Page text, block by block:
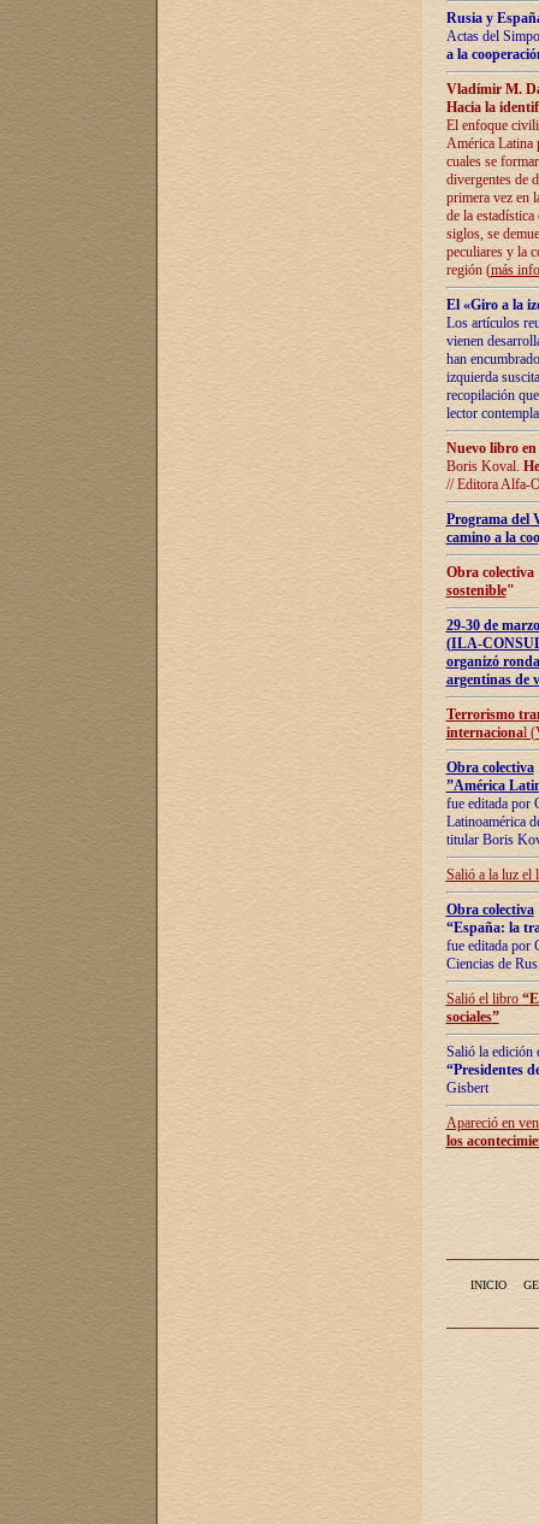
Rusia y
Actas del
a la
Vladímir M.
Hacia la
El enfoque
América Latina
cuales se
divergentes de
primera vez en
de la
siglos, se
peculiares y la
región (más
El «Giro a la
Los artículos
vienen
han
izquierda
recopilación
lector
Nuevo libro
Boris Koval.
// Editora Alfa-
Programa del
camino a la
Obra
sostenible"
29-30 de
(ILA-
organizó
argentinas de
Terrorismo
internacional
Obra colectiva
”América
fue editada por
Latinoamérica
titular Boris
Salió a la luz el
Obra colectiva
“España: la
fue editada por
Ciencias de
Salió el libro “
sociales”
Salió la edición
“Presidentes
Gisbert
Apareció en
los
INICIO